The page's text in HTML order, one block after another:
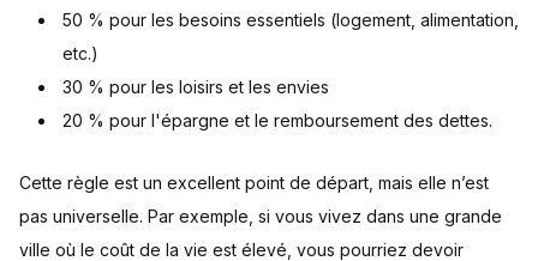
50 % pour les besoins essentiels (logement, alimentation,
etc.)
30 % pour les loisirs et les envies
20 % pour l'épargne et le remboursement des dettes.
Cette règle est un excellent point de départ, mais elle n’est
pas universelle. Par exemple, si vous vivez dans une grande
ville où le coût de la vie est élevé, vous pourriez devoir